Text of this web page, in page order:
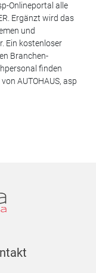
Onlineportal alle
Ergänzt wird das
und
Ein kostenloser
Branchen-
finden
AUTOHAUS, asp